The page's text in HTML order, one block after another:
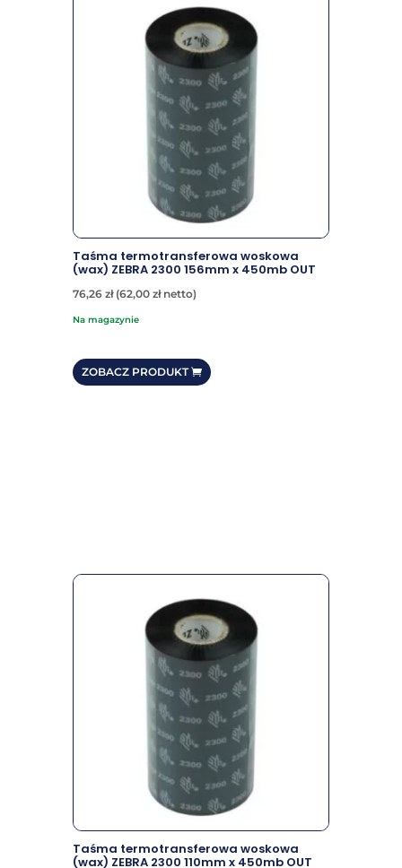
Taśma termotransferowa woskowa
(wax) ZEBRA 2300 156mm x 450mb OUT
76,26 zł (62,00 złnetto)
na magazynie
ZOBACZ PRODUKT
Taśma termotransferowa woskowa
(wax) ZEBRA 2300 110mm x 450mb OUT